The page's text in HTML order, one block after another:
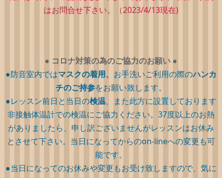
はお問合せ下さい。（2023/4/13現在)
● コロナ対策の為のご協力のお願い ●
●防音室内ではマスクの着用、 お手洗いご利用の際のハンカ
チのご持参をお願い致します。
●レッスン前日と当日の検温、また此方に設置しております
非接触体温計での検温にご協力ください。37度以上のお熱
がありましたら、申し訳ございませんがレッスンはお休み
とさせて下さい。当日になってからのon-lineへの変更も可
能です。
●当日になってのお休みや変更もお受け致しますので、気に